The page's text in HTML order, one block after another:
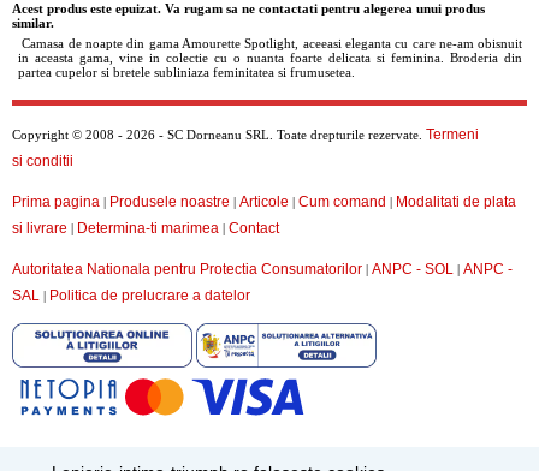
Acest produs este epuizat. Va rugam sa ne contactati pentru alegerea unui produs
similar.
Camasa de noapte din gama Amourette Spotlight, aceeasi eleganta cu care ne-am obisnuit
in aceasta gama, vine in colectie cu o nuanta foarte delicata si feminina. Broderia din
partea cupelor si bretele subliniaza feminitatea si frumusetea.
Copyright © 2008 - 2026 - SC Dorneanu SRL. Toate drepturile rezervate. Termeni
si conditii
Prima pagina | Produsele noastre | Articole | Cum comand | Modalitati de plata
si livrare | Determina-ti marimea | Contact
Autoritatea Nationala pentru Protectia Consumatorilor | ANPC - SOL | ANPC -
SAL | Politica de prelucrare a datelor